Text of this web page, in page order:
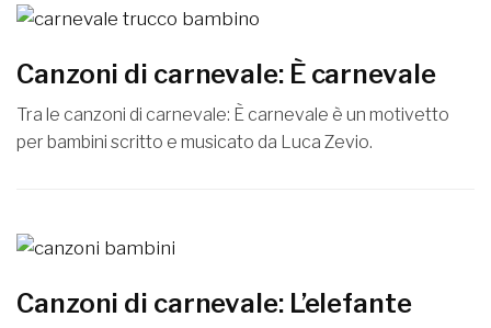
Canzoni di carnevale: È carnevale
Tra le canzoni di carnevale: È carnevale è un motivetto
per bambini scritto e musicato da Luca Zevio.
Canzoni di carnevale: L’elefante